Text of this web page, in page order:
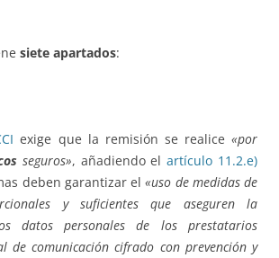
siete apartados:
exige que la remisión se realice«por
seguros», añadiendo elartículo 11.2.e)
deben garantizar el«uso de medidas de
y suficientes que aseguren la
datos personales de los prestatarios
de comunicación cifrado con prevención y